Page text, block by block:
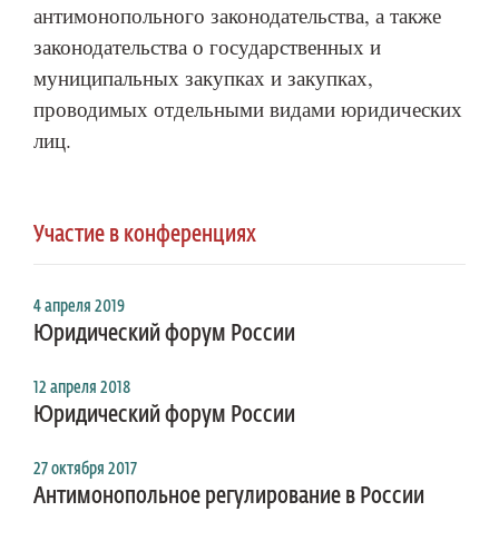
антимонопольного законодательства, а также
законодательства о государственных и
муниципальных закупках и закупках,
проводимых отдельными видами юридических
лиц.
Участие в конференциях
4 апреля 2019
Юридический форум России
12 апреля 2018
Юридический форум России
27 октября 2017
Антимонопольное регулирование в России